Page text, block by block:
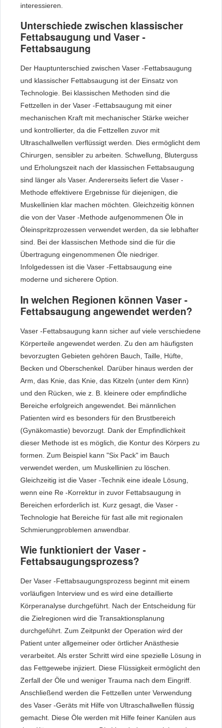
interessieren.
Unterschiede zwischen klassischer
Fettabsaugung und Vaser -
Fettabsaugung
Der Hauptunterschied zwischen Vaser -Fettabsaugung
und klassischer Fettabsaugung ist der Einsatz von
Technologie. Bei klassischen Methoden sind die
Fettzellen in der Vaser -Fettabsaugung mit einer
mechanischen Kraft mit mechanischer Stärke weicher
und kontrollierter, da die Fettzellen zuvor mit
Ultraschallwellen verflüssigt werden. Dies ermöglicht dem
Chirurgen, sensibler zu arbeiten. Schwellung, Bluterguss
und Erholungszeit nach der klassischen Fettabsaugung
sind länger als Vaser. Andererseits liefert die Vaser -
Methode effektivere Ergebnisse für diejenigen, die
Muskellinien klar machen möchten. Gleichzeitig können
die von der Vaser -Methode aufgenommenen Öle in
Öleinspritzprozessen verwendet werden, da sie lebhafter
sind. Bei der klassischen Methode sind die für die
Übertragung eingenommenen Öle niedriger.
Infolgedessen ist die Vaser -Fettabsaugung eine
moderne und sicherere Option.
In welchen Regionen können Vaser -
Fettabsaugung angewendet werden?
Vaser -Fettabsaugung kann sicher auf viele verschiedene
Körperteile angewendet werden. Zu den am häufigsten
bevorzugten Gebieten gehören Bauch, Taille, Hüfte,
Becken und Oberschenkel. Darüber hinaus werden der
Arm, das Knie, das Knie, das Kitzeln (unter dem Kinn)
und den Rücken, wie z. B. kleinere oder empfindliche
Bereiche erfolgreich angewendet. Bei männlichen
Patienten wird es besonders für den Brustbereich
(Gynäkomastie) bevorzugt. Dank der Empfindlichkeit
dieser Methode ist es möglich, die Kontur des Körpers zu
formen. Zum Beispiel kann "Six Pack" im Bauch
verwendet werden, um Muskellinien zu löschen.
Gleichzeitig ist die Vaser -Technik eine ideale Lösung,
wenn eine Re -Korrektur in zuvor Fettabsaugung in
Bereichen erforderlich ist. Kurz gesagt, die Vaser -
Technologie hat Bereiche für fast alle mit regionalen
Schmierungproblemen anwendbar.
Wie funktioniert der Vaser -
Fettabsaugungsprozess?
Der Vaser -Fettabsaugungsprozess beginnt mit einem
vorläufigen Interview und es wird eine detaillierte
Körperanalyse durchgeführt. Nach der Entscheidung für
die Zielregionen wird die Transaktionsplanung
durchgeführt. Zum Zeitpunkt der Operation wird der
Patient unter allgemeiner oder örtlicher Anästhesie
verarbeitet. Als erster Schritt wird eine spezielle Lösung in
das Fettgewebe injiziert. Diese Flüssigkeit ermöglicht den
Zerfall der Öle und weniger Trauma nach dem Eingriff.
Anschließend werden die Fettzellen unter Verwendung
des Vaser -Geräts mit Hilfe von Ultraschallwellen flüssig
gemacht. Diese Öle werden mit Hilfe feiner Kanülen aus